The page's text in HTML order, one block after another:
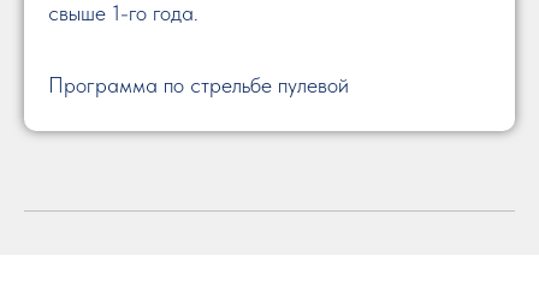
свыше 1-го года.
Программа по стрельбе пулевой